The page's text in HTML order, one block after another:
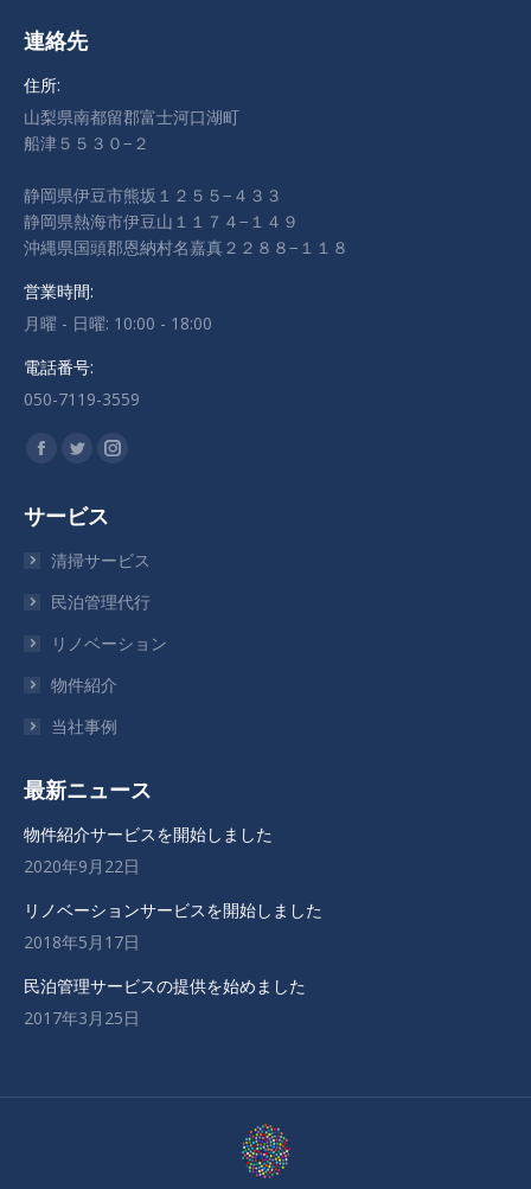
連絡先
住所:
山梨県南都留郡富士河口湖町
船津５５３０−２
静岡県伊豆市熊坂１２５５−４３３
静岡県熱海市伊豆山１１７４−１４９
沖縄県国頭郡恩納村名嘉真２２８８−１１８
営業時間:
月曜 - 日曜: 10:00 - 18:00
電話番号:
050-7119-3559
私達を見つけてください：
Facebook
ー
ジ
新
し
い
ィ
ド
ウ
で
き
ま
す
Twitter
ー
ジ
新
し
い
ィ
ド
ウ
で
ま
す
Instagram
ジ
新
し
い
ィ
ウ
で
き
ま
す
サービス
清掃サービス
民泊管理代行
リノベーション
物件紹介
当社事例
最新ニュース
物件紹介サービスを開始しました
2020年9月22日
リノベーションサービスを開始しました
2018年5月17日
民泊管理サービスの提供を始めました
2017年3月25日